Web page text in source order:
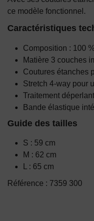
ce modèle fonctionnel.
Caractéristiques
Composition : 100
Matière 3 couches
Coutures étanches
Stretch 4-way pour
Traitement
Bande élastique
Guide des tailles
S : 59 cm
M : 62 cm
L : 65 cm
Référence : 7359 300